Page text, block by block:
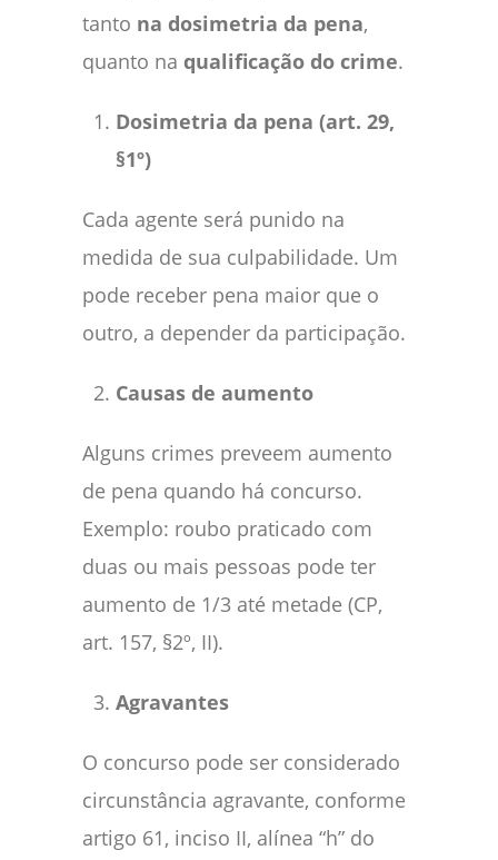
tanto na dosimetria da pena,
quanto na qualificação do crime.
Dosimetria da pena (art. 29,
§1º)
Cada agente será punido na
medida de sua culpabilidade. Um
pode receber pena maior que o
outro, a depender da participação.
Causas de aumento
Alguns crimes preveem aumento
de pena quando há concurso.
Exemplo: roubo praticado com
duas ou mais pessoas pode ter
aumento de 1/3 até metade (CP,
art. 157, §2º, II).
Agravantes
O concurso pode ser considerado
circunstância agravante, conforme
artigo 61, inciso II, alínea “h” do